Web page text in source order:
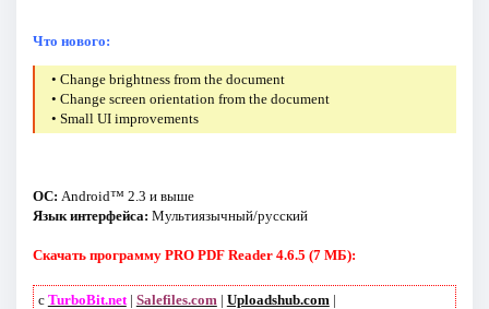
Что нового:
• Change brightness from the document
• Change screen orientation from the document
• Small UI improvements
ОС: Android™ 2.3 и выше
Язык интерфейса: Мультиязычный/русский
Скачать программу PRO PDF Reader 4.6.5 (7 МБ):
с TurboBit.net| Salefiles.com | Uploadshub.com |